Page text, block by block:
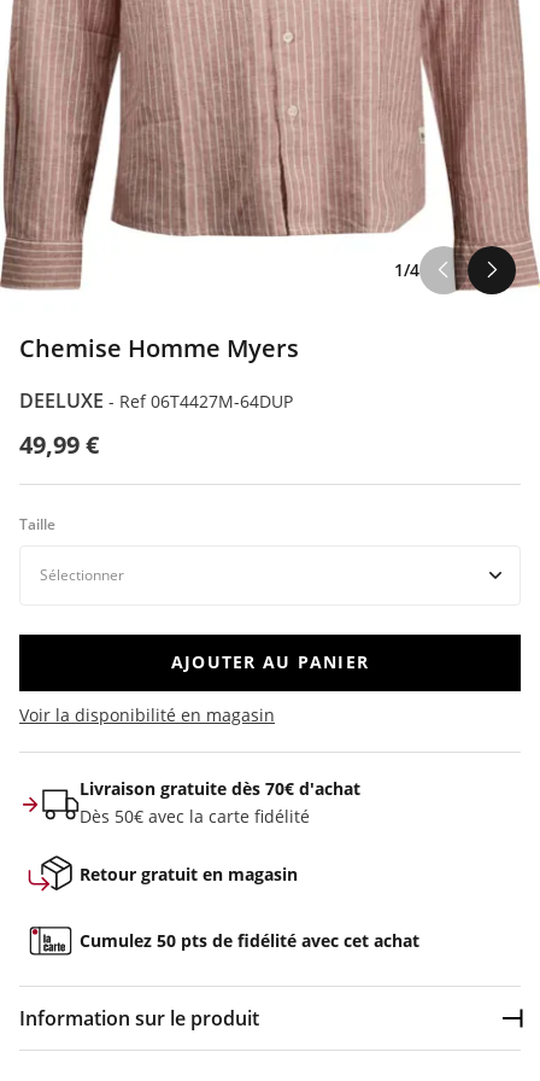
1/4
Chemise Homme Myers
DEELUXE - Ref 06T4427M-64DUP
49,99 €
Taille
AJOUTER AU PANIER
Voir la disponibilité en magasin
Livraison gratuite dès 70€ d'achat
Dès 50€ avec la carte fidélité
Retour gratuit en magasin
Cumulez 50 pts de fidélité avec cet achat
Information sur le produit